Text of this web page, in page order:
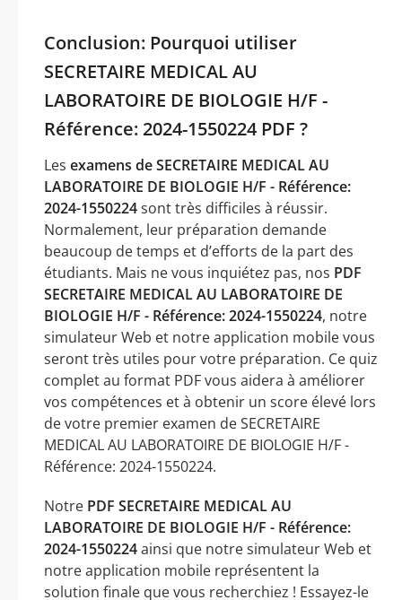
Conclusion: Pourquoi utiliser
SECRETAIRE MEDICAL AU
LABORATOIRE DE BIOLOGIE H/F -
Référence: 2024-1550224 PDF ?
Les examens de SECRETAIRE MEDICAL AU
LABORATOIRE DE BIOLOGIE H/F - Référence:
2024-1550224sont très difficiles à réussir.
Normalement, leur préparation demande
beaucoup de temps et d’efforts de la part des
étudiants. Mais ne vous inquiétez pas, nos PDF
SECRETAIRE MEDICAL AU LABORATOIRE DE
BIOLOGIE H/F - Référence: 2024-1550224, notre
simulateur Web et notre application mobile vous
seront très utiles pour votre préparation. Ce quiz
complet au format PDF vous aidera à améliorer
vos compétences et à obtenir un score élevé lors
de votre premier examen de SECRETAIRE
MEDICAL AU LABORATOIRE DE BIOLOGIE H/F -
Référence: 2024-1550224.
Notre PDF SECRETAIRE MEDICAL AU
LABORATOIRE DE BIOLOGIE H/F - Référence:
2024-1550224ainsi que notre simulateur Web et
notre application mobile représentent la
solution finale que vous recherchiez ! Essayez-le